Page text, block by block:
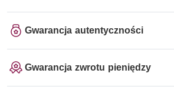
Gwarancja autentyczności
Gwarancja zwrotu pieniędzy